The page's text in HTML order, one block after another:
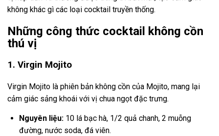
không khác gì các loại cocktail truyền thống.
Những công thức cocktail không cồn
thú vị
1. Virgin Mojito
Virgin Mojito là phiên bản không cồn của Mojito, mang lại
cảm giác sảng khoái với vị chua ngọt đặc trưng.
Nguyên liệu: 10 lá bạc hà, 1/2 quả chanh, 2 muỗng
đường, nước soda, đá viên.